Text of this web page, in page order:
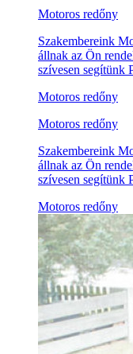
Motoros redőny
Szakembereink
állnak az Ön
szívesen segítünk
Motoros redőny
Motoros redőny
Szakembereink
állnak az Ön
szívesen segítünk
Motoros redőny